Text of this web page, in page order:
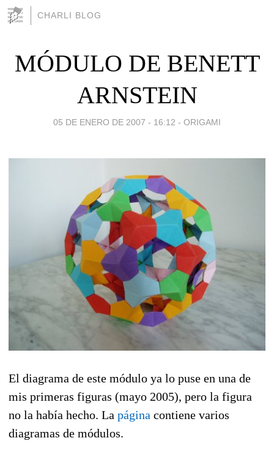
CHARLI BLOG
MÓDULO DE BENETT
ARNSTEIN
05 DE ENERO DE 2007 - 16:12 - ORIGAMI
El diagrama de este módulo ya lo puse en una de
mis primeras figuras (mayo 2005), pero la figura
no la había hecho. La página contiene varios
diagramas de módulos.